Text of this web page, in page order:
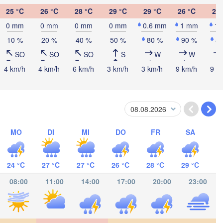
25 °C
0 mm
10 %
SO
4 km/h
26 °C
0 mm
20 %
SO
4 km/h
28 °C
0 mm
40 %
SO
6 km/h
29 °C
0 mm
50 %
S
3 km/h
29 °C
0.6 mm
80 %
W
3 km/h
26 °C
1 mm
90 %
W
9 km/h
26
1
9
MO
24 °C
DI
27 °C
MI
27 °C
DO
26 °C
FR
28 °C
SA
29 °C
08:00 11:00 14:00 17:00 20:00 23:00
Guatemala
Tuxtla Gutiérrez
Campeche
GUATEMALA
Tegucigalpa
Mérida Cancún
San Pedro Sula
San Salvador
Catacamas
HONDURAS